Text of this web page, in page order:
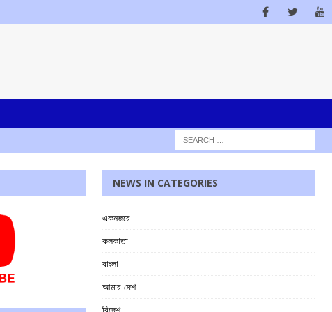
NEWS IN CATEGORIES
একনজরে
কলকাতা
বাংলা
আমার দেশ